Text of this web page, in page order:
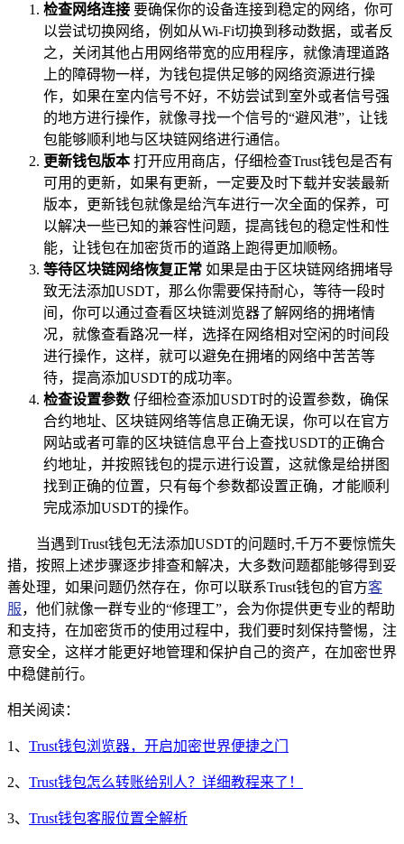
检查网络连接 要确保你的设备连接到稳定的网络，你可
以尝试切换网络，例如从Wi-Fi切换到移动数据，或者反
之，关闭其他占用网络带宽的应用程序，就像清理道路
上的障碍物一样，为钱包提供足够的网络资源进行操
作，如果在室内信号不好，不妨尝试到室外或者信号强
的地方进行操作，就像寻找一个信号的“避风港”，让钱
包能够顺利地与区块链网络进行通信。
更新钱包版本打开应用商店，仔细检查Trust钱包是否有
可用的更新，如果有更新，一定要及时下载并安装最新
版本，更新钱包就像是给汽车进行一次全面的保养，可
以解决一些已知的兼容性问题，提高钱包的稳定性和性
能，让钱包在加密货币的道路上跑得更加顺畅。
等待区块链网络恢复正常 如果是由于区块链网络拥堵导
致无法添加USDT，那么你需要保持耐心，等待一段时
间，你可以通过查看区块链浏览器了解网络的拥堵情
况，就像查看路况一样，选择在网络相对空闲的时间段
进行操作，这样，就可以避免在拥堵的网络中苦苦等
待，提高添加USDT的成功率。
检查设置参数 仔细检查添加USDT时的设置参数，确保
合约地址、区块链网络等信息正确无误，你可以在官方
网站或者可靠的区块链信息平台上查找USDT的正确合
约地址，并按照钱包的提示进行设置，这就像是给拼图
找到正确的位置，只有每个参数都设置正确，才能顺利
完成添加USDT的操作。
当遇到Trust钱包无法添加USDT的问题时,千万不要惊慌失
措，按照上述步骤逐步排查和解决，大多数问题都能够得到妥
善处理，如果问题仍然存在，你可以联系Trust钱包的官方客
服，他们就像一群专业的“修理工”，会为你提供更专业的帮助
和支持，在加密货币的使用过程中，我们要时刻保持警惕，注
意安全，这样才能更好地管理和保护自己的资产，在加密世界
中稳健前行。
相关阅读：
1、 Trust钱包浏览器，开启加密世界便捷之门
2、 Trust钱包怎么转账给别人？详细教程来了！
3、 Trust钱包客服位置全解析